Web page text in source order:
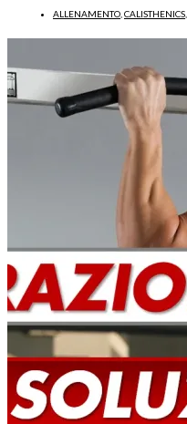
ALLENAMENTO CALISTHENICS